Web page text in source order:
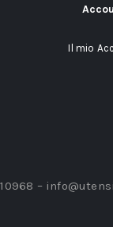
Il mio
–